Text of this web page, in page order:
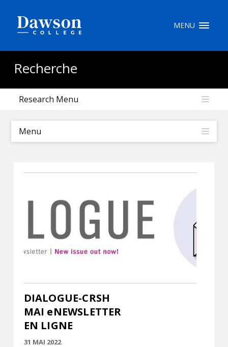
MENU
Recherche
Research Menu
Menu
DIALOGUE-CRSH
MAI eNEWSLETTER
EN LIGNE
31 MAI 2022
Comment postuler
Liens rapides
Contact
Liens